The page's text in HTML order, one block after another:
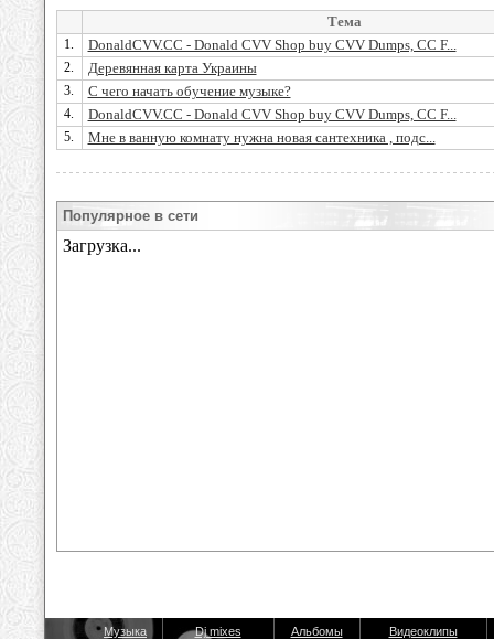
Тема
1. DonaldCVV.CC - Donald CVV Shop buy CVV Dumps, CC F...
2. Деревянная карта Украины
3. С чего начать обучение музыке?
4. DonaldCVV.CC - Donald CVV Shop buy CVV Dumps, CC F...
5. Мне в ванную комнату нужна новая сантехника , подс...
Популярное в сети
Музыка Dj mixes Альбомы
Видеоклипы